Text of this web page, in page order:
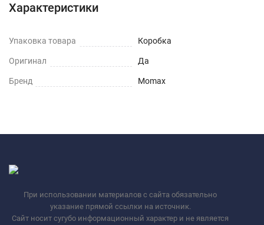
Характеристики
Упаковка товара Коробка
Оригинал Да
Бренд Momax
При использовании материалов с сайта обязательно
указание прямой ссылки на источник.
Сайт носит сугубо информационный характер и не является